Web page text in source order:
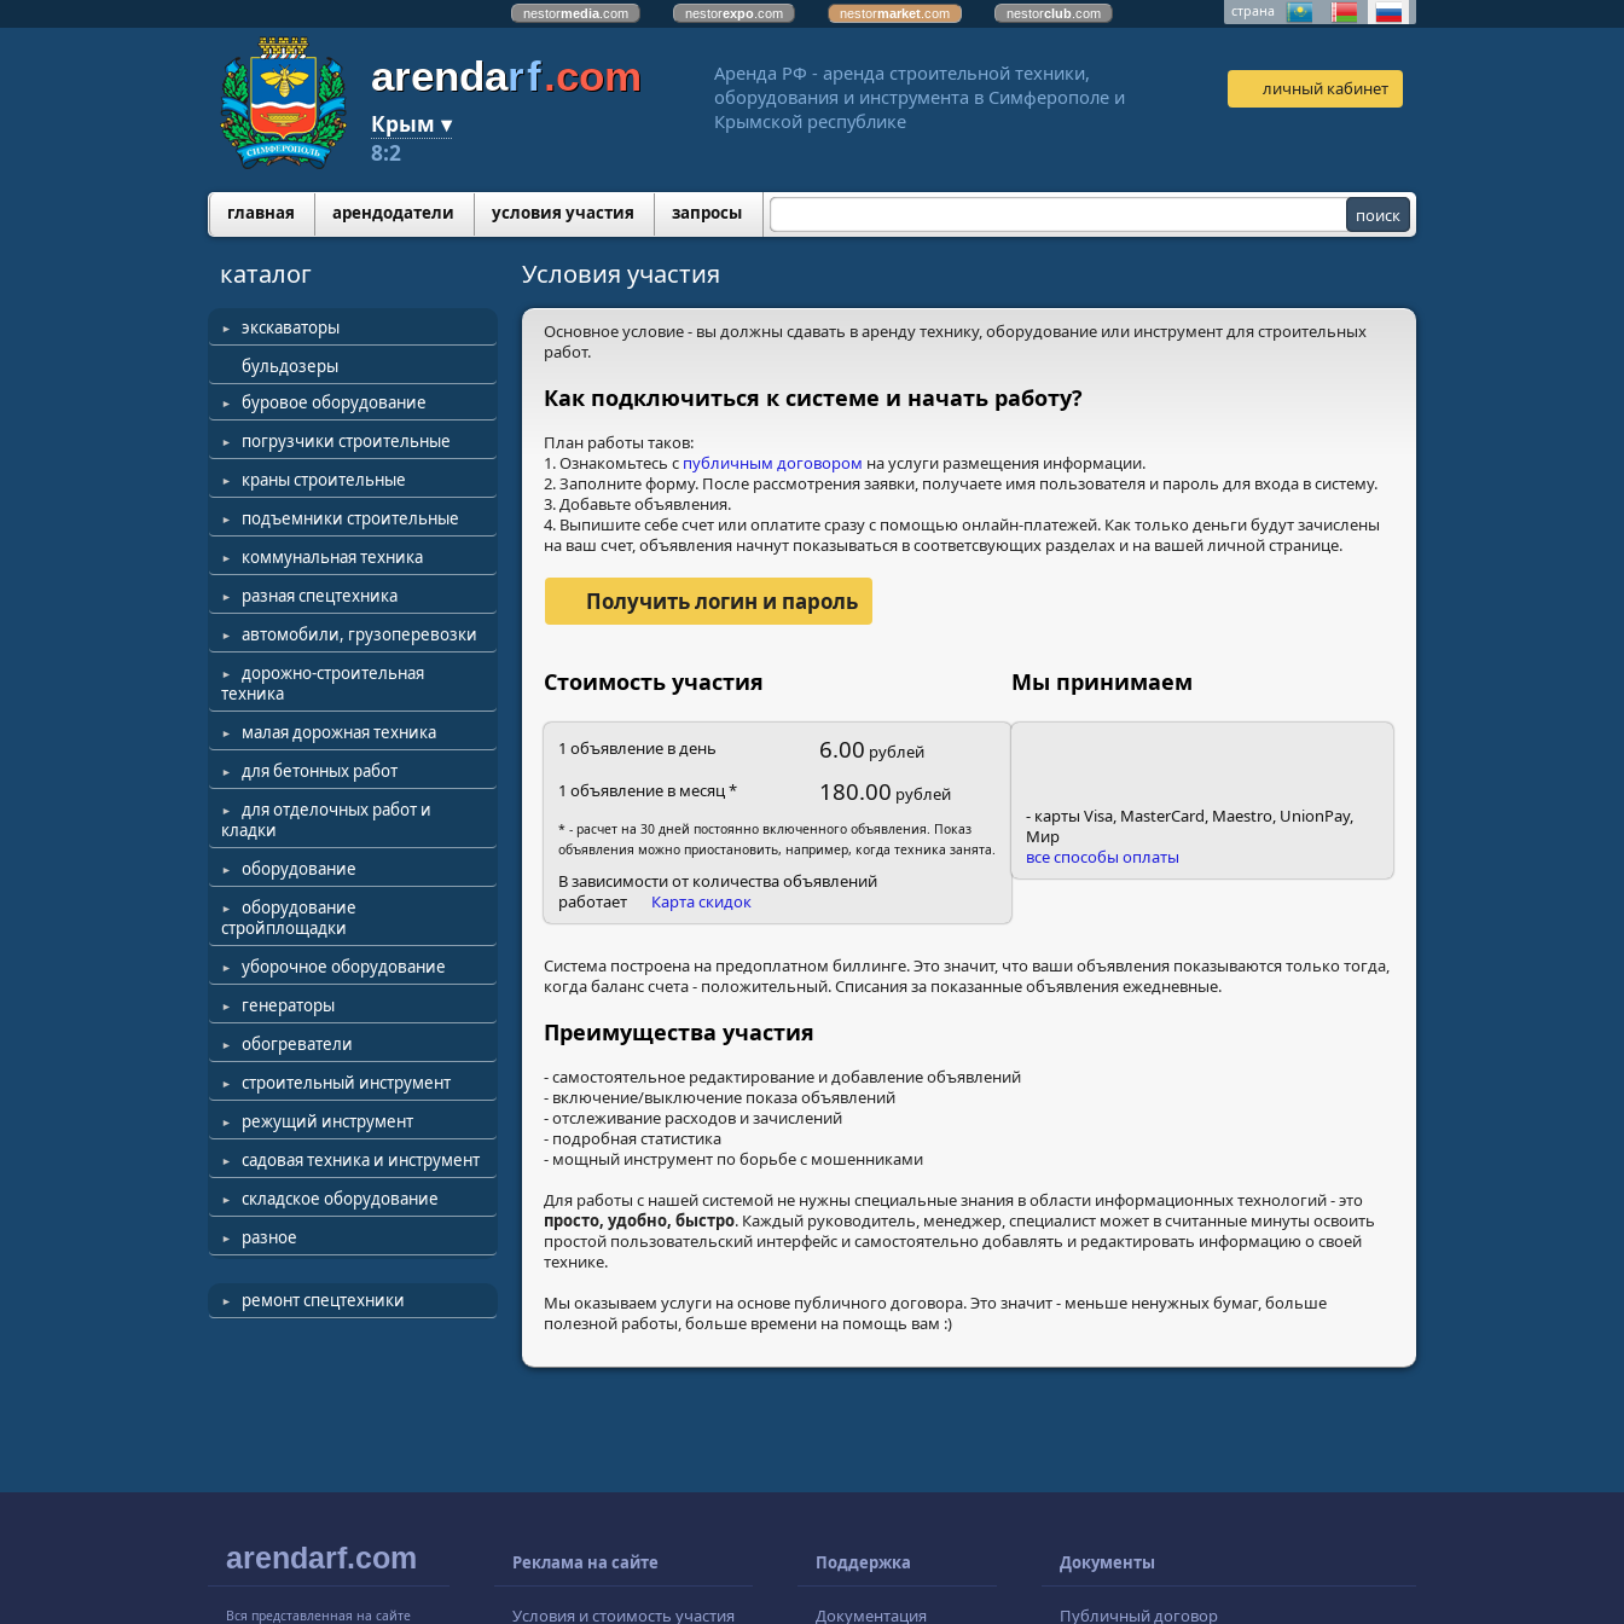
nestormedia .com nestorexpo .com nestormarket .com nestorclub .com страна
arendarf.com
Крым ▾
8:2
Аренда РФ - аренда строительной техники,
оборудования и инструмента в Симферополе и
Крымской республике
личный кабинет
главная арендодатели условия участия запросы
каталог
экскаваторы
бульдозеры
буровое оборудование
погрузчики строительные
краны строительные
подъемники строительные
коммунальная техника
разная спецтехника
автомобили, грузоперевозки
дорожно-строительная
техника
малая дорожная техника
для бетонных работ
для отделочных работ и
кладки
оборудование
оборудование
стройплощадки
уборочное оборудование
генераторы
обогреватели
строительный инструмент
режущий инструмент
садовая техника и инструмент
складское оборудование
разное
ремонт спецтехники
Условия участия
Основное условие - вы должны сдавать в аренду технику, оборудование или инструмент для строительных
работ.
Как подключиться к системе и начать работу?
План работы таков:
1. Ознакомьтесь с публичным договором на услуги размещения информации.
2. Заполните форму. После рассмотрения заявки, получаете имя пользователя и пароль для входа в систему.
3. Добавьте объявления.
4. Выпишите себе счет или оплатите сразу с помощью онлайн-платежей. Как только деньги будут зачислены
на ваш счет, объявления начнут показываться в соответсвующих разделах и на вашей личной странице.
Получить логин и пароль
Стоимость участия
1 объявление в день 6.00 рублей
1 объявление в месяц *
180.00 рублей
* - расчет на 30 дней постоянно включенного объявления. Показ
объявления можно приостановить, например, когда техника занята.
В зависимости от количества объявлений
работает
Карта скидок
Мы принимаем
- карты Visa, MasterCard, Maestro, UnionPay,
Мир
все способы оплаты
Система построена на предоплатном биллинге. Это значит, что ваши объявления показываются только тогда,
когда баланс счета - положительный. Списания за показанные объявления ежедневные.
Преимущества участия
- cамостоятельное редактирование и добавление объявлений
- включение/выключение показа объявлений
- отслеживание расходов и зачислений
- подробная статистика
- мощный инструмент по борьбе с мошенниками
Для работы с нашей системой не нужны специальные знания в области информационных технологий - это
просто, удобно, быстро. Каждый руководитель, менеджер, специалист может в считанные минуты освоить
простой пользовательский интерфейс и самостоятельно добавлять и редактировать информацию о своей
технике.
Мы оказываем услуги на основе публичного договора. Это значит - меньше ненужных бумаг, больше
полезной работы, больше времени на помощь вам :)
arendarf.com
Вся представленная на сайте
Реклама на сайте
Условия и стоимость участия
Поддержка
Документация
Документы
Публичный договор